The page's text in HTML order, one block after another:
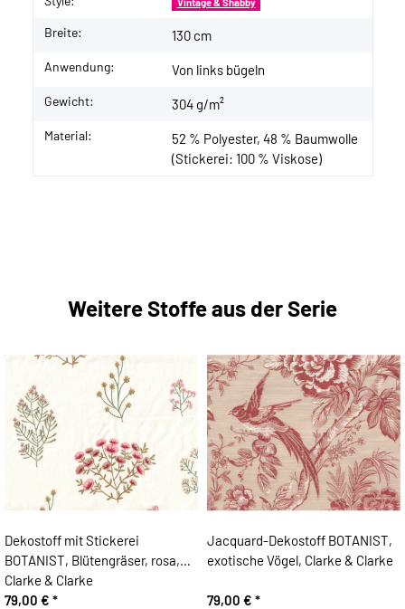
Breite: 130 cm
Anwendung: Von links bügeln
Gewicht: 304 g/m²
Material:
52 % Polyester, 48 % Baumwolle
(Stickerei: 100 % Viskose)
Weitere Stoffe aus der Serie
Dekostoff mit Stickerei
BOTANIST, Blütengräser, rosa,
Clarke & Clarke
79,00 € *
Jacquard-Dekostoff BOTANIST,
exotische Vögel, Clarke & Clarke
79,00 € *